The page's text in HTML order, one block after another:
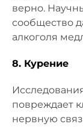
верно.
сообщество
алкоголя
8. Курение
повреждает
нервную